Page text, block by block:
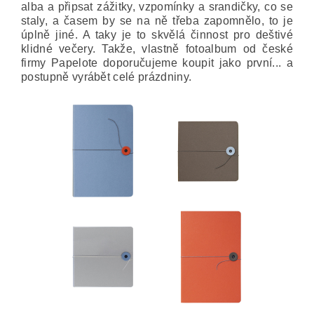
alba a připsat zážitky, vzpomínky a srandičky, co se
staly, a časem by se na ně třeba zapomnělo, to je
úplně jiné. A taky je to skvělá činnost pro deštivé
klidné večery. Takže, vlastně fotoalbum od české
firmy Papelote doporučujeme koupit jako první... a
postupně vyrábět celé prázdniny.